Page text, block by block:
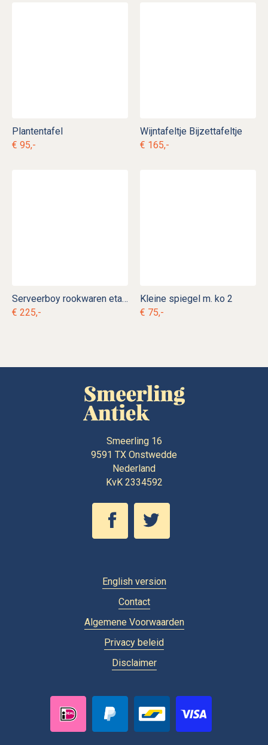
Plantentafel
€ 95,-
Wijntafeltje Bijzettafeltje
€ 165,-
Serveerboy rookwaren etagère
€ 225,-
Kleine spiegel m. ko 2
€ 75,-
Smeerling 16
9591 TX Onstwedde
Nederland
KvK 2334592
English version
Contact
Algemene Voorwaarden
Privacy beleid
Disclaimer